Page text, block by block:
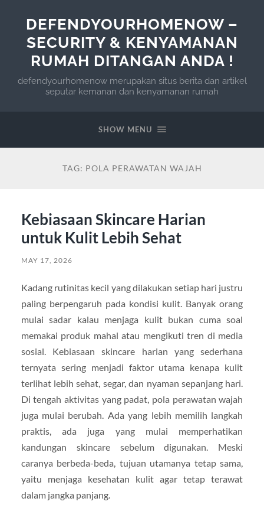
DEFENDYOURHOMENOW –
SECURITY & KENYAMANAN
RUMAH DITANGAN ANDA !
defendyourhomenow merupakan situs berita dan artikel
seputar kemanan dan kenyamanan rumah
SHOW MENU
TAG: POLA PERAWATAN WAJAH
Kebiasaan Skincare Harian
untuk Kulit Lebih Sehat
MAY 17, 2026
Kadang rutinitas kecil yang dilakukan setiap hari justru
paling berpengaruh pada kondisi kulit. Banyak orang
mulai sadar kalau menjaga kulit bukan cuma soal
memakai produk mahal atau mengikuti tren di media
sosial. Kebiasaan skincare harian yang sederhana
ternyata sering menjadi faktor utama kenapa kulit
terlihat lebih sehat, segar, dan nyaman sepanjang hari.
Di tengah aktivitas yang padat, pola perawatan wajah
juga mulai berubah. Ada yang lebih memilih langkah
praktis, ada juga yang mulai memperhatikan
kandungan skincare sebelum digunakan. Meski
caranya berbeda-beda, tujuan utamanya tetap sama,
yaitu menjaga kesehatan kulit agar tetap terawat
dalam jangka panjang.